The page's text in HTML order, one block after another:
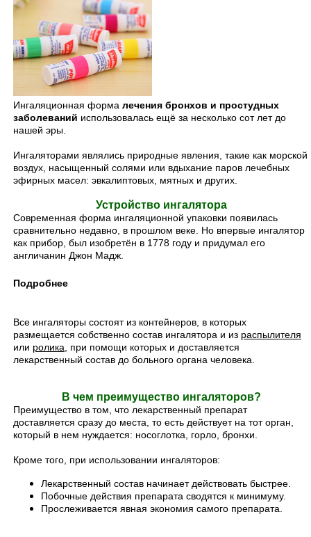
Ингаляционная форма лечения бронхов и простудных
заболеваний использовалась ещё за несколько сот лет до
нашей эры.
Ингаляторами являлись природные явления, такие как морской
воздух, насыщенный солями или вдыхание паров лечебных
эфирных масел: эвкалиптовых, мятных и других.
Устройство ингалятора
Современная форма ингаляционной упаковки появилась
сравнительно недавно, в прошлом веке. Но впервые ингалятор
как прибор, был изобретён в 1778 году и придумал его
англичанин Джон Мадж.
Подробнее
Все ингаляторы состоят из контейнеров, в которых
размещается собственно состав ингалятора и из распылителя
или ролика , при помощи которых и доставляется
лекарственный состав до больного органа человека.
В чем преимущество ингаляторов?
Преимущество в том, что лекарственный препарат
доставляется сразу до места, то есть действует на тот орган,
который в нем нуждается: носоглотка, горло, бронхи.
Кроме того, при использовании ингаляторов:
Лекарственный состав начинает действовать быстрее.
Побочные действия препарата сводятся к минимуму.
Прослеживается явная экономия самого препарата.